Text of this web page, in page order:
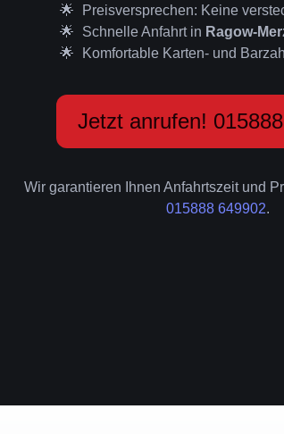
Preisversprechen: Keine
Schnelle Anfahrt in Ragow-
Komfortable Karten- und
Jetzt anrufen!
Wir garantieren Ihnen Anfahrtszeit und
015888 649902.